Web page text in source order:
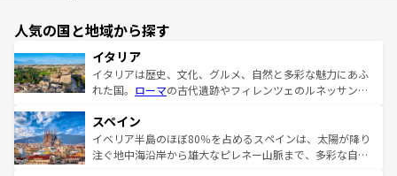
人気の国と地域から探す
イタリア
イタリアは歴史、文化、グルメ、自然と多彩な魅力にあふ
れた国。 ローマの古代遺跡やフィレンツェのルネッサンス
ろん、トスカーナの美しい田園風景やアマルフィ海岸の絶
景など、自然景観も見逃せない。観光の合間には、本場の
ピザやパスタなど、絶品のイタリア料理を堪能することも
スペイン
イベリア半島のほぼ80％を占めるスペインは、太陽が降り
注ぐ地中海沿岸から雄大なピレネー山脈まで、多彩な自然